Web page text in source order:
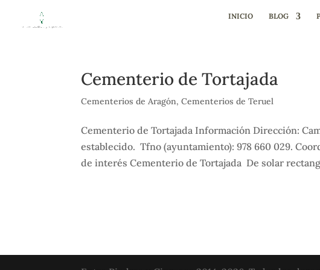
INICIO BLOG
Cementerio de Tortajada
Cementerios de Aragón,Cementerios de Teruel
Cementerio de Tortajada Información Dirección:
establecido. Tfno (ayuntamiento): 978 660 029.
de interés Cementerio de Tortajada De solar